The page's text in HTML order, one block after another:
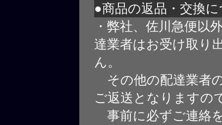
●商品の返品・交換
・弊社、佐川急便以
達業者はお受け取り
ん。
その他の配達業者
ご返送となりますの
事前に必ずご連絡